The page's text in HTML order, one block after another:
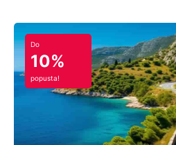
Do
10%
popusta!